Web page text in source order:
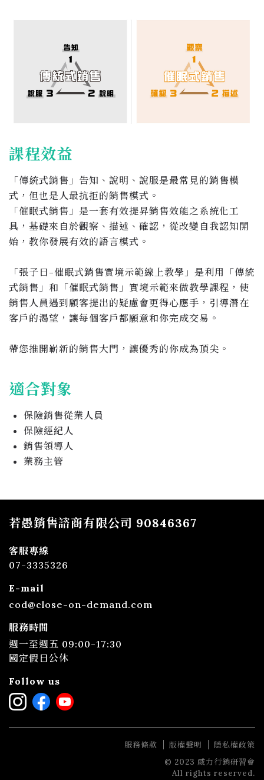
課程效益
「傳統式銷售」告知、說明、說服是最常見的銷售模
式，但也是人最抗拒的銷售模式。
「催眠式銷售」是一套有效提昇銷售效能之系統化工
具，基礎來自於觀察、描述、確認，從改變自我認知開
始，教你發展有效的語言模式。
「張子日-催眠式銷售實境示範線上教學」是利用「傳統
式銷售」和「催眠式銷售」實境示範來做教學課程，使
銷售人員遇到顧客提出的疑慮會更得心應手，引導潛在
客戶的渴望，讓每個客戶都願意和你完成交易。
帶您推開嶄新的銷售大門，讓優秀的你成為頂尖。
適合對象
保險銷售從業人員
保險經紀人
銷售領導人
業務主管
若愚銷售諮商有限公司 90846367
客服專線
07-3335326
E-mail
cod@close-on-demand.com
服務時間
週一至週五 09:00-17:30
國定假日公休
Follow us
服務條款 版權聲明
隱私權政策
© 2023 威力行銷研習會
All rights reserved.